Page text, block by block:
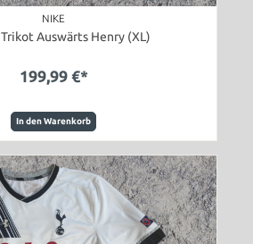
NIKE
Auswärts Henry (XL)
199,99 €*
In den Warenkorb